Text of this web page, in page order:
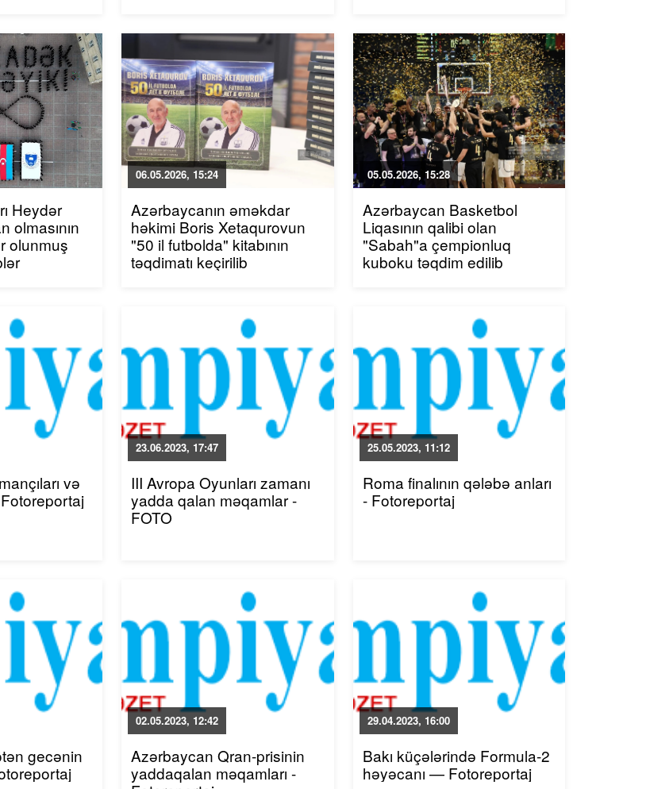
Heydər
olmasının
olunmuş
06.05.2026, 15:24
Azərbaycanın əməkdar
həkimi Boris Xetaqurovun
"50 il futbolda" kitabının
təqdimatı keçirilib
05.05.2026, 15:28
Azərbaycan Basketbol
Liqasının qalibi olan
"Sabah"a çempionluq
kuboku təqdim edilib
və
23.06.2023, 17:47
III Avropa Oyunları zamanı
yadda qalan məqamlar -
FOTO
25.05.2023, 11:12
Roma finalının qələbə anları
- Fotoreportaj
gecənin
02.05.2023, 12:42
Azərbaycan Qran-prisinin
yaddaqalan məqamları -
29.04.2023, 16:00
Bakı küçələrində Formula-2
həyəcanı — Fotoreportaj